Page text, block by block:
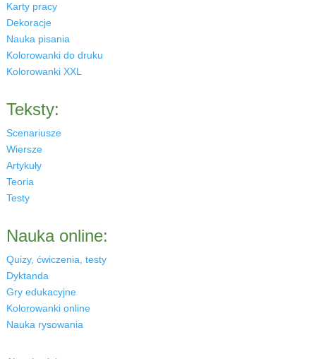
Karty pracy
Dekoracje
Nauka pisania
Kolorowanki do druku
Kolorowanki XXL
Teksty:
Scenariusze
Wiersze
Artykuły
Teoria
Testy
Nauka online:
Quizy, ćwiczenia, testy
Dyktanda
Gry edukacyjne
Kolorowanki online
Nauka rysowania